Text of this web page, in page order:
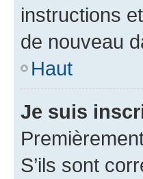
instructions
de nouveau
Haut
Je suis
S’ils sont